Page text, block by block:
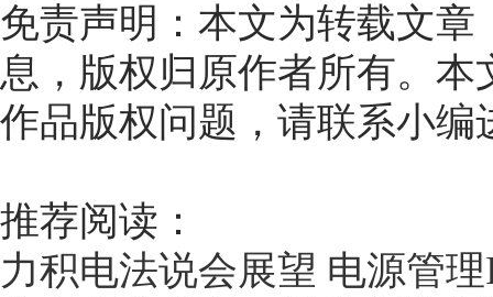
免责声明：本文为转载文
息，版权归原作者所有。
作品版权问题，请联系小编
推荐阅读：
力积电法说会展望 电源管